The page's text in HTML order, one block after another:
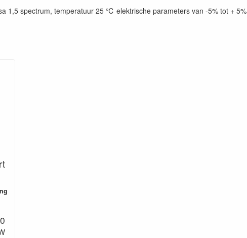
1,5 spectrum, temperatuur 25 ℃ elektrische parameters van -5% tot + 5%